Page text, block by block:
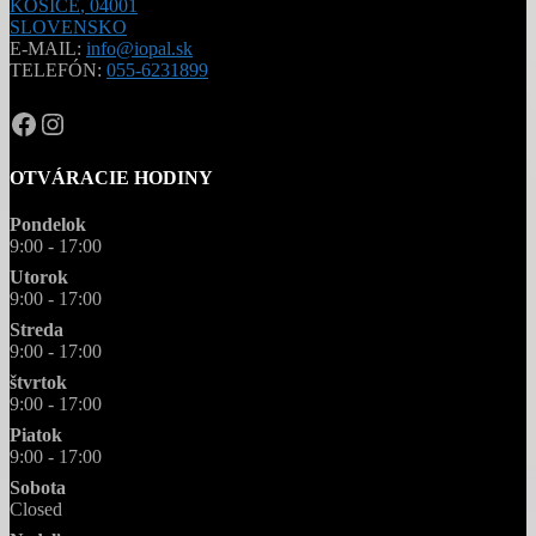
KOŠICE, 04001
SLOVENSKO
E-MAIL: info@iopal.sk
TELEFÓN: 055-6231899
OPAL.drahokamy
opal.drahokamy
OTVÁRACIE HODINY
Pondelok
9:00 - 17:00
Utorok
9:00 - 17:00
Streda
9:00 - 17:00
štvrtok
9:00 - 17:00
Piatok
9:00 - 17:00
Sobota
Closed